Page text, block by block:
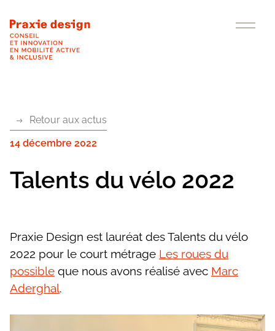
Actu
Retour aux actus
14 décembre 2022
Talents du vélo 2022
Praxie Design est lauréat des Talents du vélo
2022 pour le court métrage Les roues du
possible que nous avons réalisé avec Marc
Aderghal.